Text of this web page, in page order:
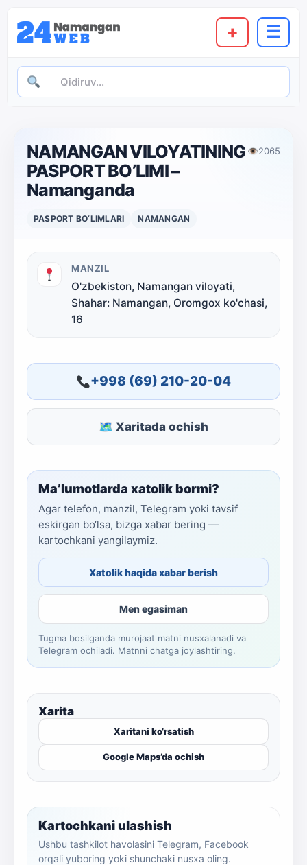
+ ☰
NAMANGAN VILOYATINING
PASPORT BO’LIMI –
Namanganda
👁2065
PASPORT BO‘LIMLARI NAMANGAN
MANZIL
O'zbekiston, Namangan viloyati,
Shahar: Namangan, Oromgox ko'chasi,
16
+998 (69) 210-20-04
🗺 Xaritada ochish
Ma’lumotlarda xatolik bormi?
Agar telefon, manzil, Telegram yoki tavsif
eskirgan bo‘lsa, bizga xabar bering —
kartochkani yangilaymiz.
Xatolik haqida xabar berish
Men egasiman
Tugma bosilganda murojaat matni nusxalanadi va
Telegram ochiladi. Matnni chatga joylashtiring.
Xarita
Xaritani ko‘rsatish
Google Maps’da ochish
Kartochkani ulashish
Ushbu tashkilot havolasini Telegram, Facebook
orqali yuboring yoki shunchaki nusxa oling.